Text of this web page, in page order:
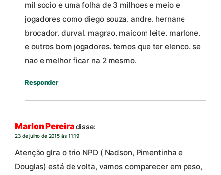
mil socio e uma folha de 3 milhoes e meio e
jogadores como diego souza. andre. hernane
brocador. durval. magrao. maicom leite. marlone.
e outros bom jogadores. temos que ter elenco. se
nao e melhor ficar na 2 mesmo.
Responder
Marlon Pereiradisse:
23 de julho de 2015 às 11:19
Atenção glra o trio NPD ( Nadson, Pimentinha e
Douglas) está de volta, vamos comparecer em peso,